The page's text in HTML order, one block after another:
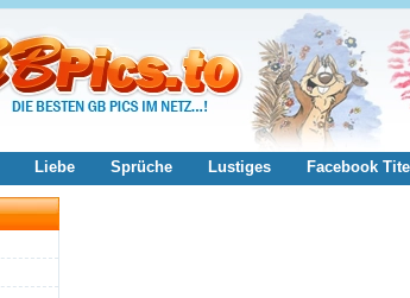
Liebe Sprüche Lustiges Facebook